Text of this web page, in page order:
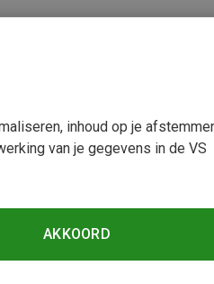
inhoud op je
van je gegevens in de VS
AKKOORD